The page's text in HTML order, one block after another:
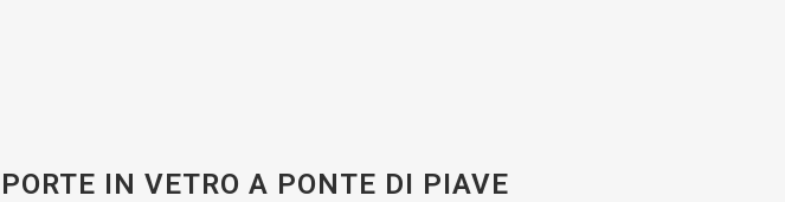
PORTE IN VETRO A PONTE DI PIAVE